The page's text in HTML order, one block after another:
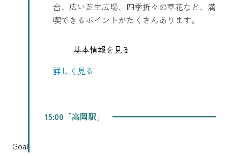
台、広い芝生広場、四季折々の草花など、満
喫できるポイントがたくさんあります。
基本情報を見る
詳しく見る
15:00「高岡駅」
Goal